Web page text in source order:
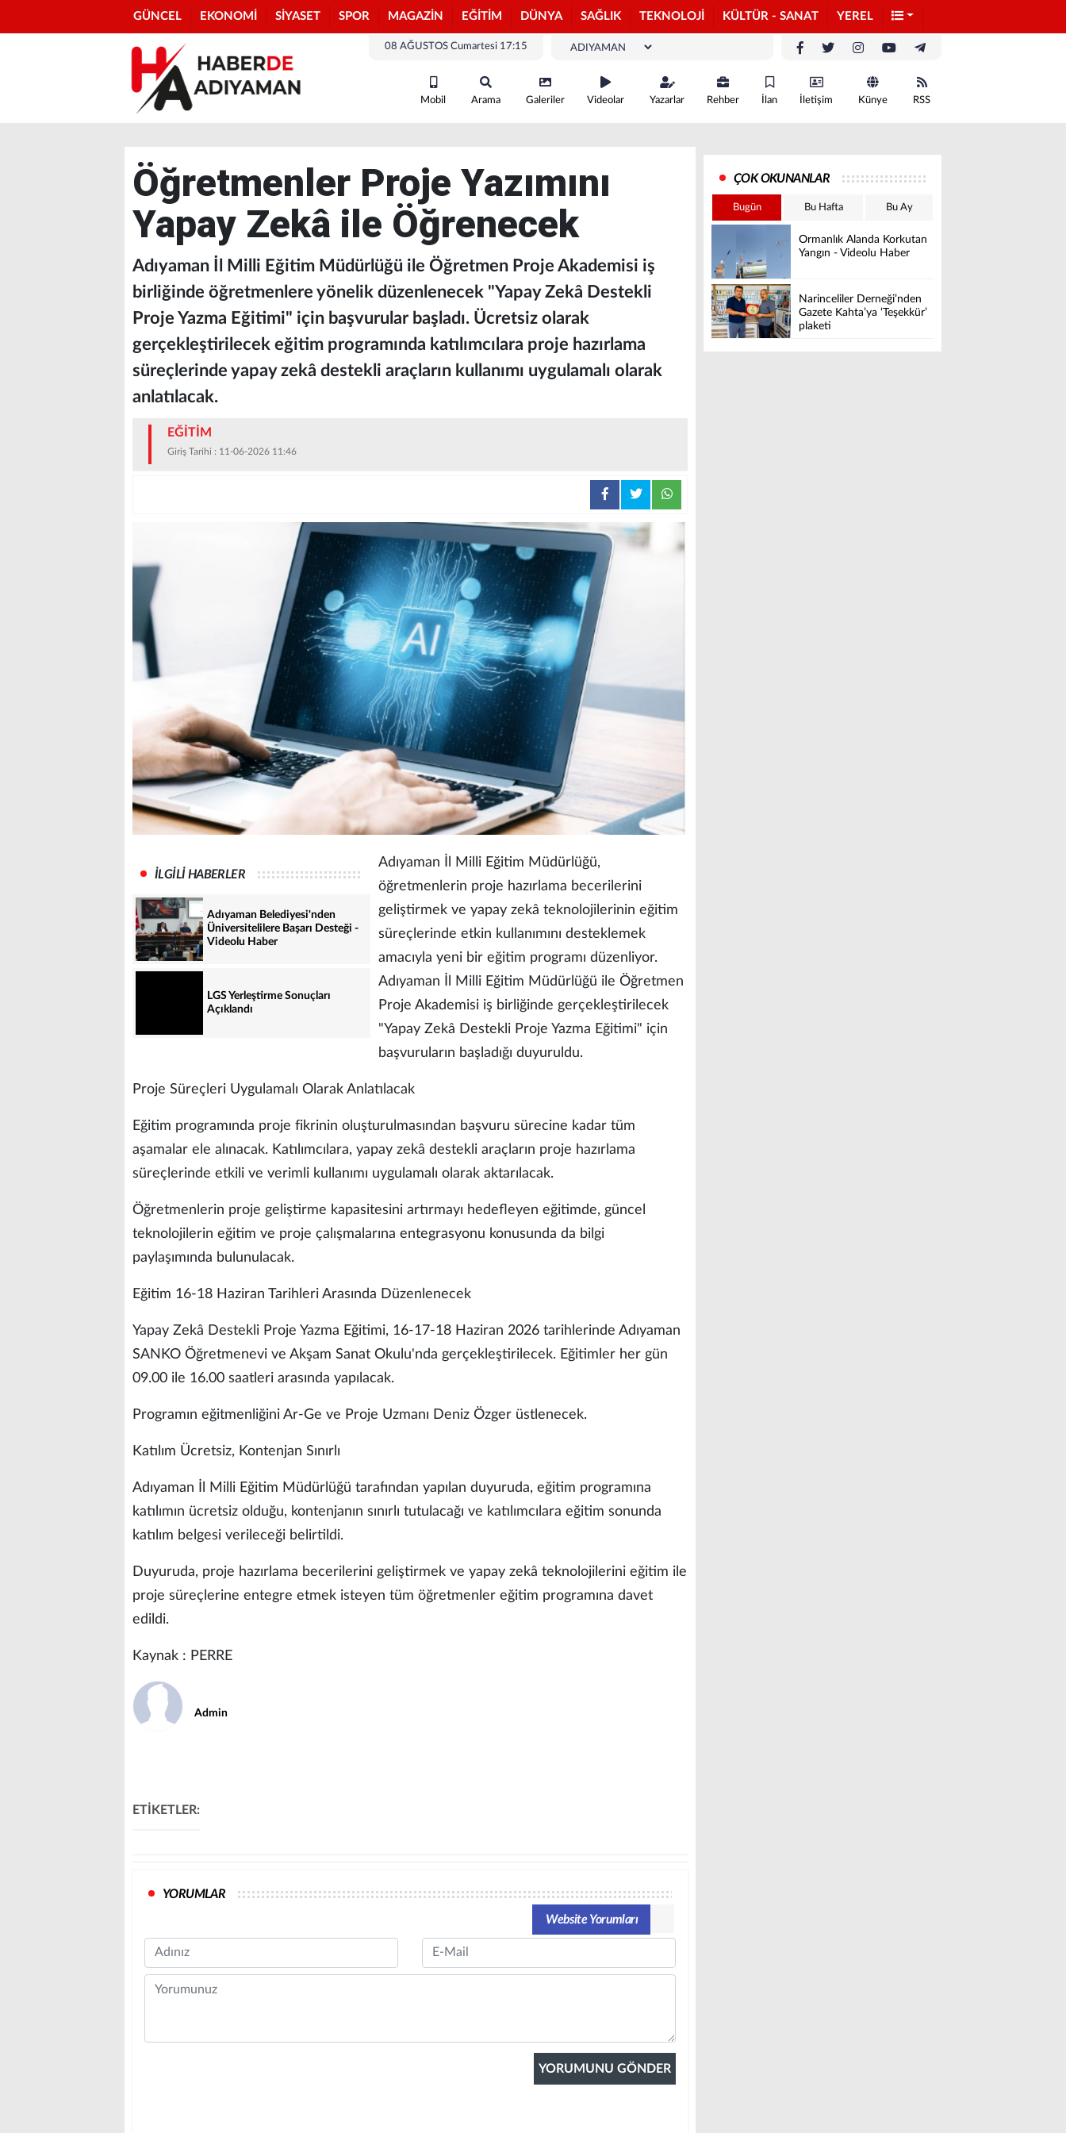
GÜNCEL EKONOMİ SİYASET SPOR MAGAZİN EĞİTİM DÜNYA SAĞLIK TEKNOLOJİ KÜLTÜR - SANAT YEREL
08 AĞUSTOS Cumartesi 17:15
Mobil Arama Galeriler Videolar Yazarlar Rehber İlan İletişim Künye RSS
Öğretmenler Proje Yazımını
Yapay Zekâ ile Öğrenecek
Adıyaman İl Milli Eğitim Müdürlüğü ile Öğretmen Proje Akademisi iş
birliğinde öğretmenlere yönelik düzenlenecek "Yapay Zekâ Destekli
Proje Yazma Eğitimi" için başvurular başladı. Ücretsiz olarak
gerçekleştirilecek eğitim programında katılımcılara proje hazırlama
süreçlerinde yapay zekâ destekli araçların kullanımı uygulamalı olarak
anlatılacak.
EĞİTİM
Giriş Tarihi : 11-06-2026 11:46
İLGİLİ HABERLER
Adıyaman Belediyesi'nden
Üniversitelilere Başarı Desteği -
Videolu Haber
LGS Yerleştirme Sonuçları
Açıklandı
Adıyaman İl Milli Eğitim Müdürlüğü,
öğretmenlerin proje hazırlama becerilerini
geliştirmek ve yapay zekâ teknolojilerinin eğitim
süreçlerinde etkin kullanımını desteklemek
amacıyla yeni bir eğitim programı düzenliyor.
Adıyaman İl Milli Eğitim Müdürlüğü ile Öğretmen
Proje Akademisi iş birliğinde gerçekleştirilecek
"Yapay Zekâ Destekli Proje Yazma Eğitimi" için
başvuruların başladığı duyuruldu.
Proje Süreçleri Uygulamalı Olarak Anlatılacak
Eğitim programında proje fikrinin oluşturulmasından başvuru sürecine kadar tüm
aşamalar ele alınacak. Katılımcılara, yapay zekâ destekli araçların proje hazırlama
süreçlerinde etkili ve verimli kullanımı uygulamalı olarak aktarılacak.
Öğretmenlerin proje geliştirme kapasitesini artırmayı hedefleyen eğitimde, güncel
teknolojilerin eğitim ve proje çalışmalarına entegrasyonu konusunda da bilgi
paylaşımında bulunulacak.
Eğitim 16-18 Haziran Tarihleri Arasında Düzenlenecek
Yapay Zekâ Destekli Proje Yazma Eğitimi, 16-17-18 Haziran 2026 tarihlerinde Adıyaman
SANKO Öğretmenevi ve Akşam Sanat Okulu'nda gerçekleştirilecek. Eğitimler her gün
09.00 ile 16.00 saatleri arasında yapılacak.
Programın eğitmenliğini Ar-Ge ve Proje Uzmanı Deniz Özger üstlenecek.
Katılım Ücretsiz, Kontenjan Sınırlı
Adıyaman İl Milli Eğitim Müdürlüğü tarafından yapılan duyuruda, eğitim programına
katılımın ücretsiz olduğu, kontenjanın sınırlı tutulacağı ve katılımcılara eğitim sonunda
katılım belgesi verileceği belirtildi.
Duyuruda, proje hazırlama becerilerini geliştirmek ve yapay zekâ teknolojilerini eğitim ile
proje süreçlerine entegre etmek isteyen tüm öğretmenler eğitim programına davet
edildi.
Kaynak : PERRE
Admin
ETİKETLER:
YORUMLAR
Website Yorumları
Name Email
Comment
ÇOK OKUNANLAR
Bugün Bu Hafta Bu Ay
Ormanlık Alanda Korkutan
Yangın - Videolu Haber
Narinceliler Derneği’nden
Gazete Kahta’ya ‘Teşekkür’
plaketi